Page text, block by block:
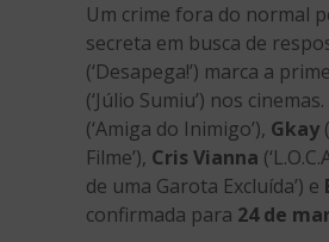
Um crime fora do normal
secreta em busca de
(‘Desapega!’) marca a
(‘Júlio Sumiu’) nos
(‘Amiga do Inimigo’), Gkay
Filme’), Cris Vianna
de uma Garota Excluída’) e
confirmada para 24 de